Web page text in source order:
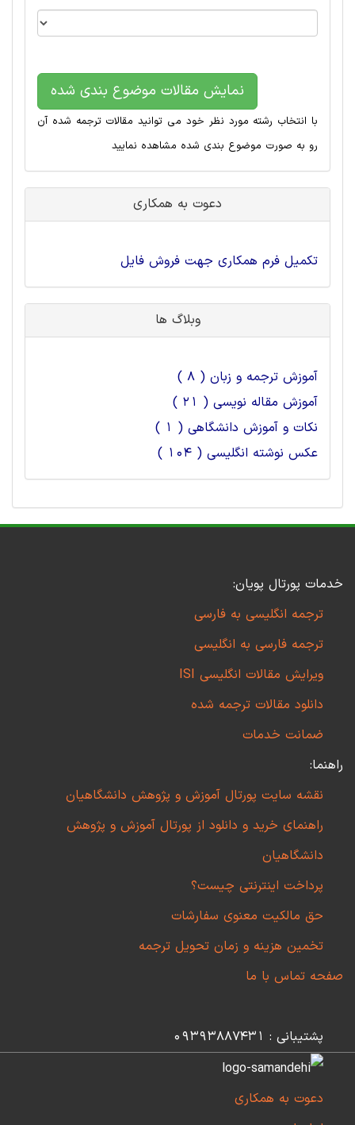
نمایش مقالات موضوع بندی شده
با انتخاب رشته مورد نظر خود می توانید مقالات ترجمه شده آن
رو به صورت موضوع بندی شده مشاهده نمایید
دعوت به همکاری
تکمیل فرم همکاری جهت فروش فایل
وبلاگ ها
آموزش ترجمه و زبان ( 8 )
آموزش مقاله نویسی ( 21 )
نکات و آموزش دانشگاهی ( 1 )
عکس نوشته انگلیسی ( 104 )
خدمات پورتال پویان:
ترجمه انگلیسی به فارسی
ترجمه فارسی به انگلیسی
ویرایش مقالات انگلیسی ISI
دانلود مقالات ترجمه شده
ضمانت خدمات
راهنما:
نقشه سایت پورتال آموزش و پژوهش دانشگاهیان
راهنمای خرید و دانلود از پورتال آموزش و پژوهش
دانشگاهیان
پرداخت اینترنتی چیست؟
حق مالکیت معنوی سفارشات
تخمین هزینه و زمان تحویل ترجمه
صفحه تماس با ما
پشتیبانی : 09393887431
دعوت به همکاری